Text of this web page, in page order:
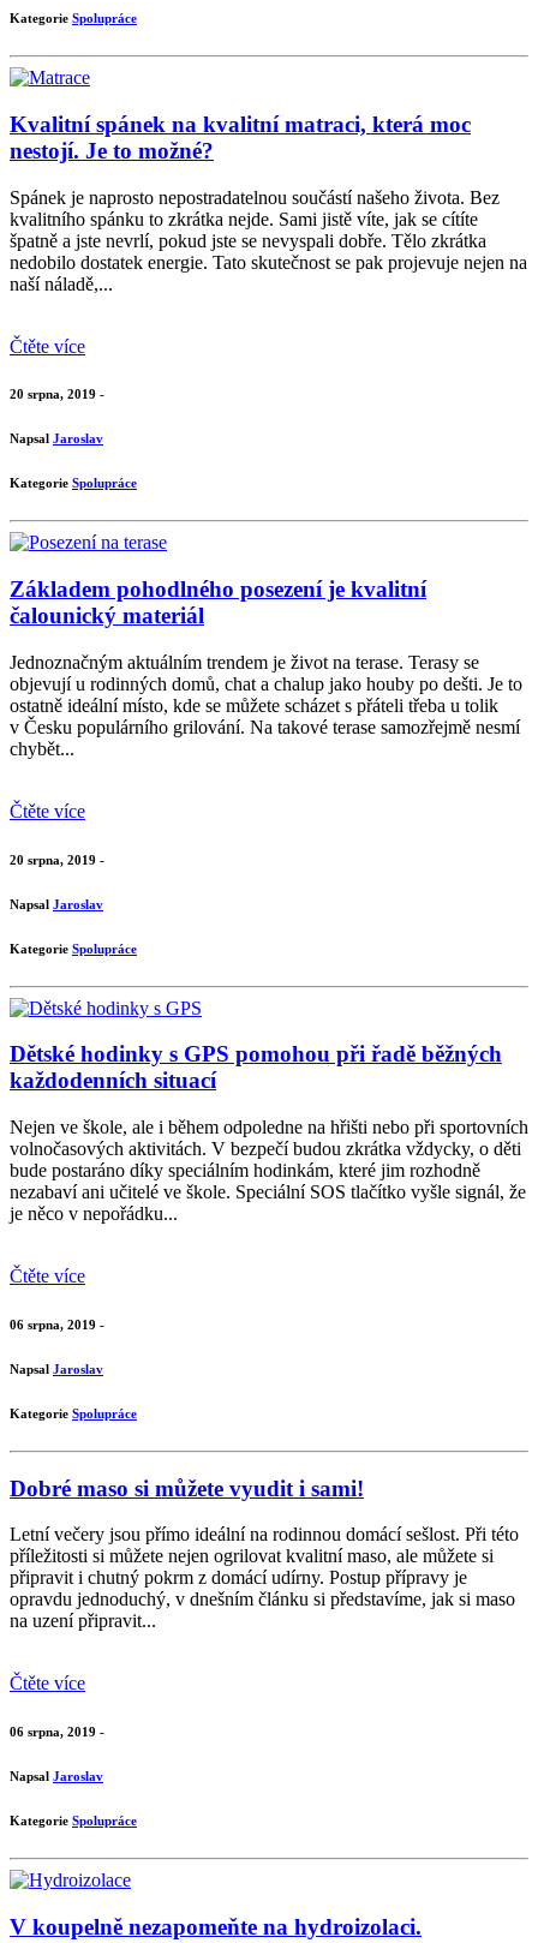
Kategorie Spolupráce
Kvalitní spánek na kvalitní matraci, která moc
nestojí. Je to možné?
Spánek je naprosto nepostradatelnou součástí našeho života. Bez
kvalitního spánku to zkrátka nejde. Sami jistě víte, jak se cítíte
špatně a jste nevrlí, pokud jste se nevyspali dobře. Tělo zkrátka
nedobilo dostatek energie. Tato skutečnost se pak projevuje nejen na
naší náladě,...
Čtěte více
20 srpna, 2019 -
Napsal Jaroslav
Kategorie Spolupráce
Základem pohodlného posezení je kvalitní
čalounický materiál
Jednoznačným aktuálním trendem je život na terase. Terasy se
objevují u rodinných domů, chat a chalup jako houby po dešti. Je to
ostatně ideální místo, kde se můžete scházet s přáteli třeba u tolik
v Česku populárního grilování. Na takové terase samozřejmě nesmí
chybět...
Čtěte více
20 srpna, 2019 -
Napsal Jaroslav
Kategorie Spolupráce
Dětské hodinky s GPS pomohou při řadě běžných
každodenních situací
Nejen ve škole, ale i během odpoledne na hřišti nebo při sportovních
volnočasových aktivitách. V bezpečí budou zkrátka vždycky, o děti
bude postaráno díky speciálním hodinkám, které jim rozhodně
nezabaví ani učitelé ve škole. Speciální SOS tlačítko vyšle signál, že
je něco v nepořádku...
Čtěte více
06 srpna, 2019 -
Napsal Jaroslav
Kategorie Spolupráce
Dobré maso si můžete vyudit i sami!
Letní večery jsou přímo ideální na rodinnou domácí sešlost. Při této
příležitosti si můžete nejen ogrilovat kvalitní maso, ale můžete si
připravit i chutný pokrm z domácí udírny. Postup přípravy je
opravdu jednoduchý, v dnešním článku si představíme, jak si maso
na uzení připravit...
Čtěte více
06 srpna, 2019 -
Napsal Jaroslav
Kategorie Spolupráce
V koupelně nezapomeňte na hydroizolaci.